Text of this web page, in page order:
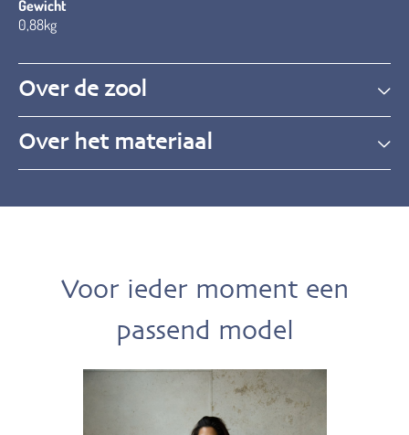
Gewicht
0,88kg
Over de zool
Over het materiaal
Voor ieder moment een
passend model